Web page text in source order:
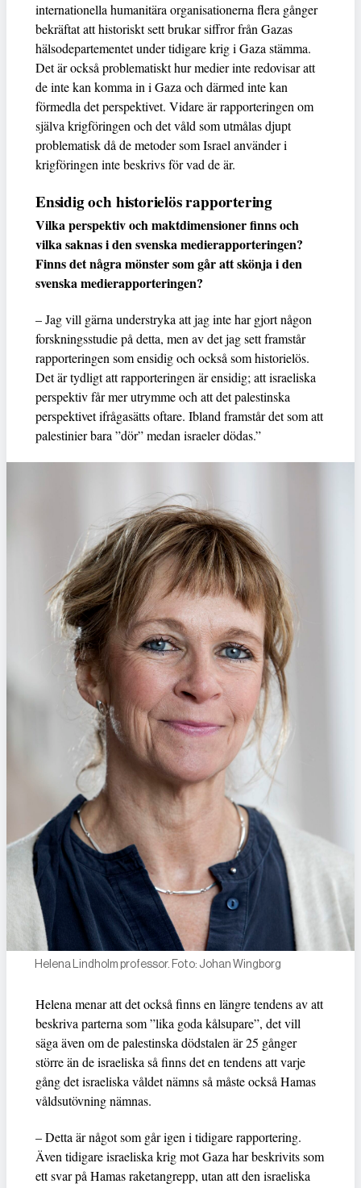
internationella humanitära organisationerna flera gånger
bekräftat att historiskt sett brukar siffror från Gazas
hälsodepartementet under tidigare krig i Gaza stämma.
Det är också problematiskt hur medier inte redovisar att
de inte kan komma in i Gaza och därmed inte kan
förmedla det perspektivet. Vidare är rapporteringen om
själva krigföringen och det våld som utmålas djupt
problematisk då de metoder som Israel använder i
krigföringen inte beskrivs för vad de är.
Ensidig och historielös rapportering
Vilka perspektiv och maktdimensioner finns och
vilka saknas i den svenska medierapporteringen?
Finns det några mönster som går att skönja i den
svenska medierapporteringen?
– Jag vill gärna understryka att jag inte har gjort någon
forskningsstudie på detta, men av det jag sett framstår
rapporteringen som ensidig och också som historielös.
Det är tydligt att rapporteringen är ensidig; att israeliska
perspektiv får mer utrymme och att det palestinska
perspektivet ifrågasätts oftare. Ibland framstår det som att
palestinier bara ”dör” medan israeler dödas.”
Helena Lindholm professor. Foto: Johan Wingborg
Helena menar att det också finns en längre tendens av att
beskriva parterna som ”lika goda kålsupare”, det vill
säga även om de palestinska dödstalen är 25 gånger
större än de israeliska så finns det en tendens att varje
gång det israeliska våldet nämns så måste också Hamas
våldsutövning nämnas.
– Detta är något som går igen i tidigare rapportering.
Även tidigare israeliska krig mot Gaza har beskrivits som
ett svar på Hamas raketangrepp, utan att den israeliska